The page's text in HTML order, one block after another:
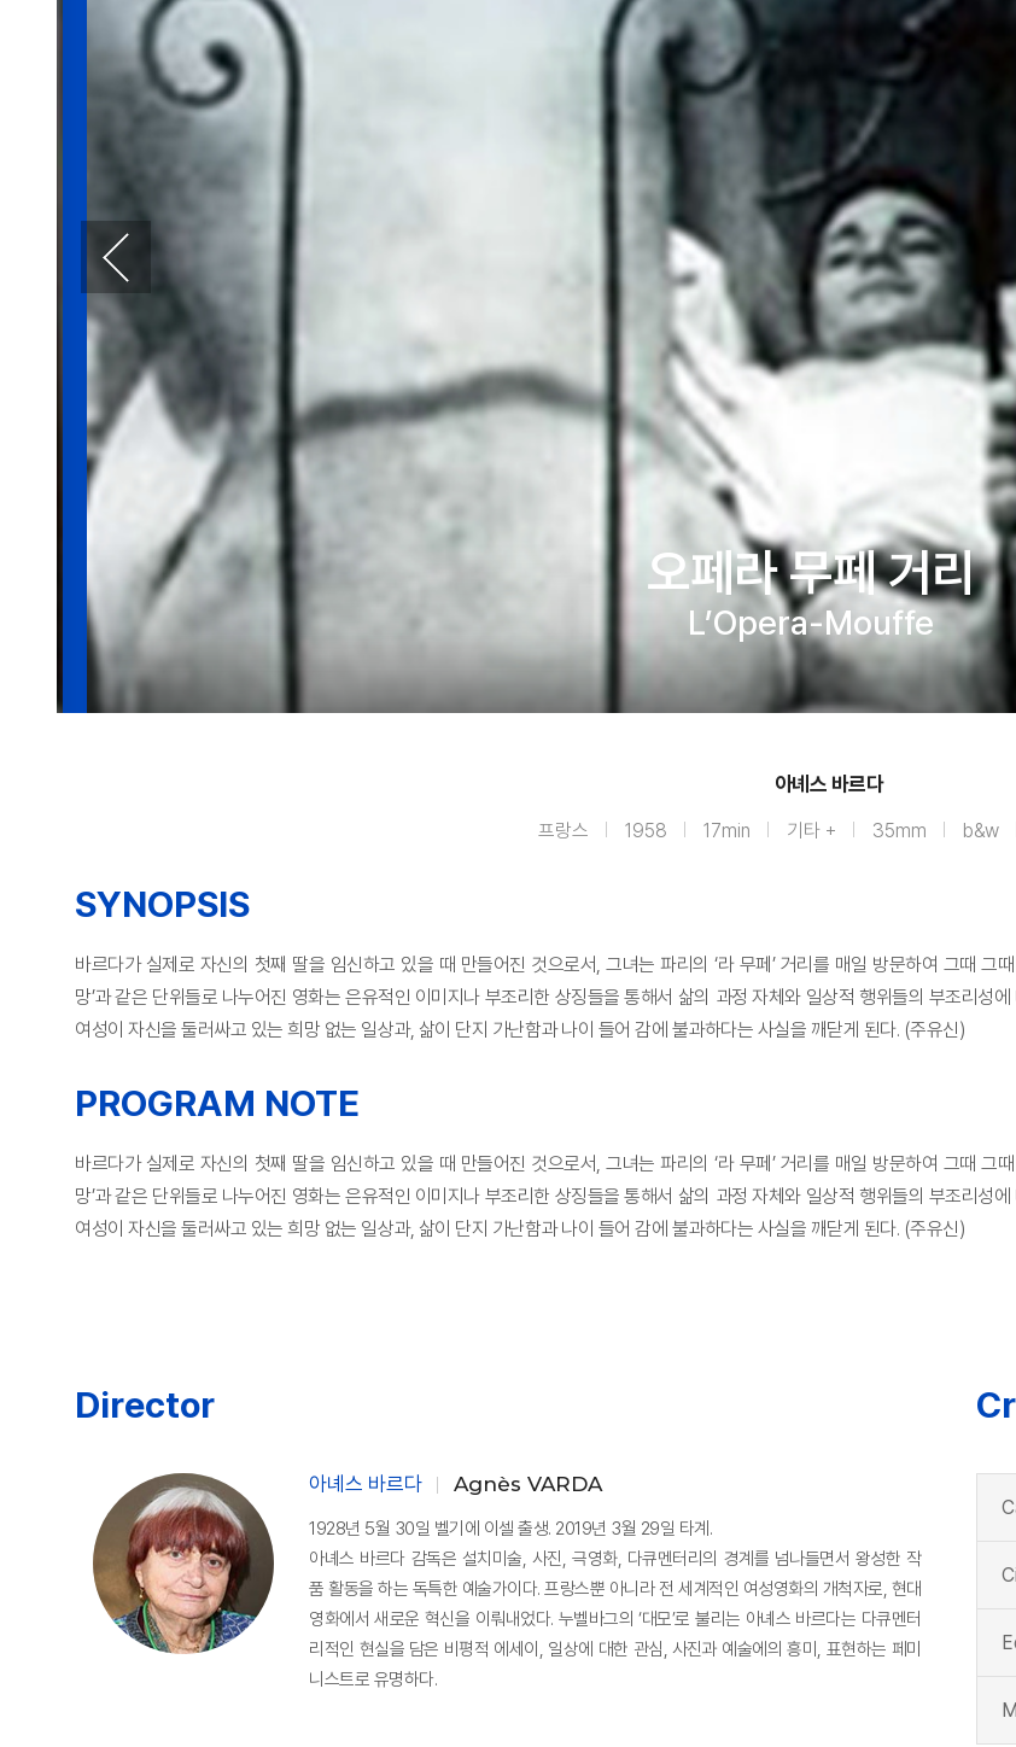
오페라 무페 거리
L’Opera-Mouffe
아녜스 바르다
프랑스 1958 17min 기타 + 35mm b&w
SYNOPSIS
바르다가 실제로 자신의 첫째 딸을 임신하고 있을 때 만들어진 것으로서, 그녀는 파리의 ‘라 무페’ 거리를 매일 방문하여 그때 그때 찍
망’과 같은 단위들로 나누어진 영화는 은유적인 이미지나 부조리한 상징들을 통해서 삶의 과정 자체와 일상적 행위들의 부조리성
여성이 자신을 둘러싸고 있는 희망 없는 일상과, 삶이 단지 가난함과 나이 들어 감에 불과하다는 사실을 깨닫게 된다. (주유신)
PROGRAM NOTE
바르다가 실제로 자신의 첫째 딸을 임신하고 있을 때 만들어진 것으로서, 그녀는 파리의 ‘라 무페’ 거리를 매일 방문하여 그때 그때 찍
망’과 같은 단위들로 나누어진 영화는 은유적인 이미지나 부조리한 상징들을 통해서 삶의 과정 자체와 일상적 행위들의 부조리성
여성이 자신을 둘러싸고 있는 희망 없는 일상과, 삶이 단지 가난함과 나이 들어 감에 불과하다는 사실을 깨닫게 된다. (주유신)
Director
아녜스 바르다 Agnès VARDA
1928년 5월 30일 벨기에 이셀 출생. 2019년 3월 29일 타계.
아녜스 바르다 감독은 설치미술, 사진, 극영화, 다큐멘터리의 경계를 넘나들면서 왕성한 작
품 활동을 하는 독특한 예술가이다. 프랑스뿐 아니라 전 세계적인 여성영화의 개척자로, 현대
영화에서 새로운 혁신을 이뤄내었다. 누벨바그의 ‘대모’로 불리는 아녜스 바르다는 다큐멘터
리적인 현실을 담은 비평적 에세이, 일상에 대한 관심, 사진과 예술에의 흥미, 표현하는 페미
니스트로 유명하다.